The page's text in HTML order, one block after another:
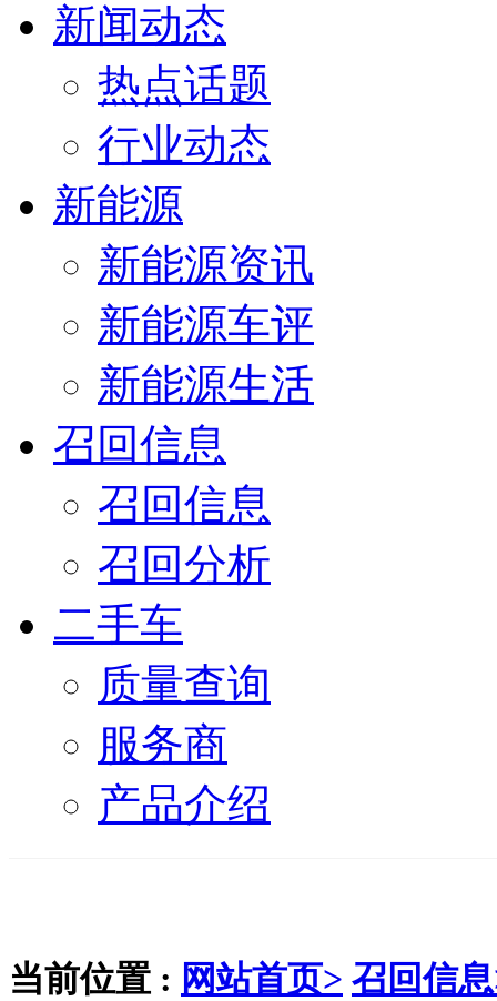
新闻动态
热点话题
行业动态
新能源
新能源资讯
新能源车评
新能源生活
召回信息
召回信息
召回分析
二手车
质量查询
服务商
产品介绍
当前位置 : 网站首页> 召回信